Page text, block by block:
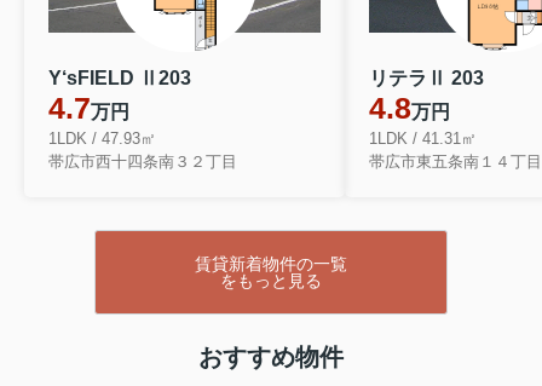
Y‘sFIELD Ⅱ203
4.7万円
1LDK / 47.93㎡
帯広市西十四条南３２丁目
リテラⅡ 203
4.8万円
1LDK / 41.31㎡
帯広市東五条南１４丁目
賃貸新着物件の一覧
をもっと見る
おすすめ物件